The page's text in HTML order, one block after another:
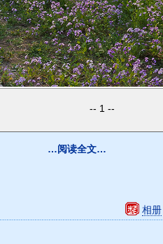
1
…阅读全文…
相册